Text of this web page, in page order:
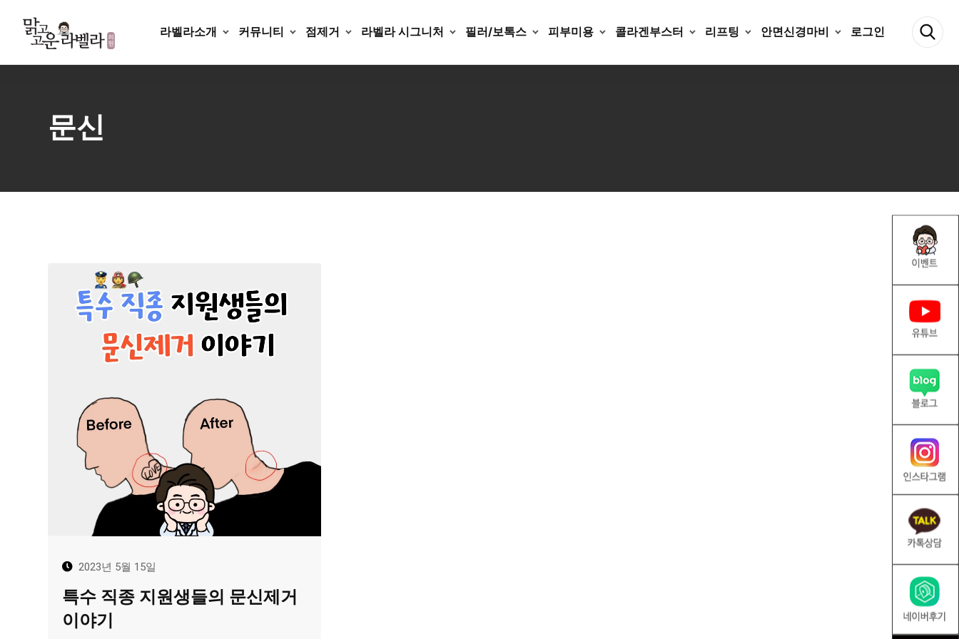
content
라벨라소개 커뮤니티 점제거 라벨라 시그니처 필러/보톡스 피부미용 콜라겐부스터 리프팅 안면신경마비 로그인
문신
2023년 5월 15일
특수 직종 지원생들의 문신제거
이야기